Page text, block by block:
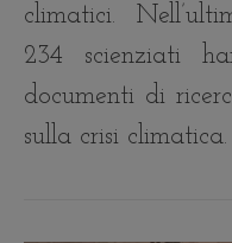
climatici.
234 scienziati
documenti di
sulla crisi